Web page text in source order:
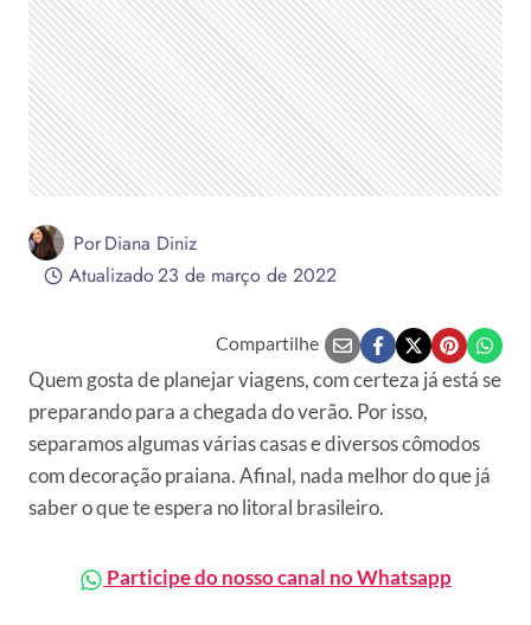
PorDiana Diniz
Atualizado23 de março de 2022
Compartilhe
Quem gosta de planejar viagens, com certeza já está se
preparando para a chegada do verão. Por isso,
separamos algumas várias casas e diversos cômodos
com decoração praiana. Afinal, nada melhor do que já
saber o que te espera no litoral brasileiro.
Participe do nosso canal no Whatsapp